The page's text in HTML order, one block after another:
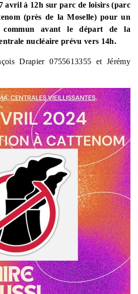
avril à 12h sur parc de loisirs (parc
(près de la Moselle) pour un
commun avant le départ de la
nucléaire prévu vers 14h.
Drapier 0755613355 et Jérémy